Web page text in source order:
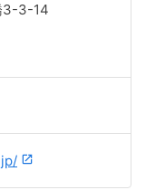
3-3-14